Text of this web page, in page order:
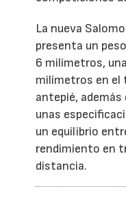
La nueva
presenta un
6 milímetros,
milímetros en el
antepié,
unas
un equilibrio
rendimiento en
distancia.